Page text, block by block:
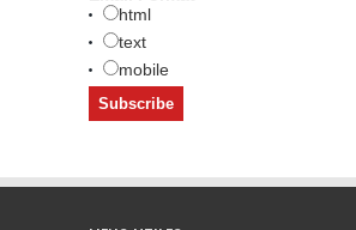
html
text
mobile